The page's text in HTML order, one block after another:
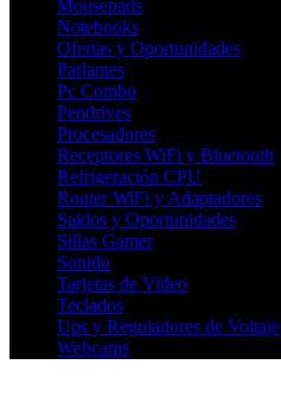
Mousepads
Notebooks
Ofertas y Oportunidades
Parlantes
Pc Combo
Pendrives
Procesadores
Receptores WiFi y Bluetooth
Refrigeración CPU
Router WiFi y Adaptadores
Saldos y Oportunidades
Sillas Gamer
Sonido
Tarjetas de Video
Teclados
Ups y Reguladores de Voltaje
Webcams